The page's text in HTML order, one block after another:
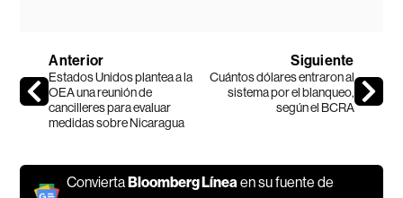
Anterior
Estados Unidos plantea a la
OEA una reunión de
cancilleres para evaluar
medidas sobre Nicaragua
Siguiente
Cuántos dólares entraron al
sistema por el blanqueo,
según el BCRA
Convierta Bloomberg Líneaen su fuente de